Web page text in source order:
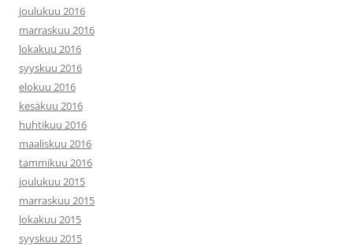
joulukuu 2016
marraskuu 2016
lokakuu 2016
syyskuu 2016
elokuu 2016
kesäkuu 2016
huhtikuu 2016
maaliskuu 2016
tammikuu 2016
joulukuu 2015
marraskuu 2015
lokakuu 2015
syyskuu 2015